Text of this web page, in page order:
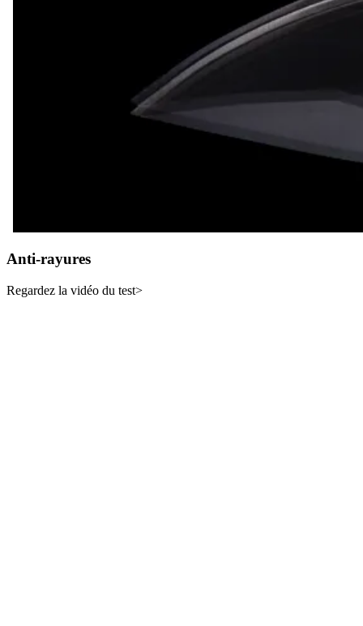
Anti-rayures
Regardez la vidéo du test>